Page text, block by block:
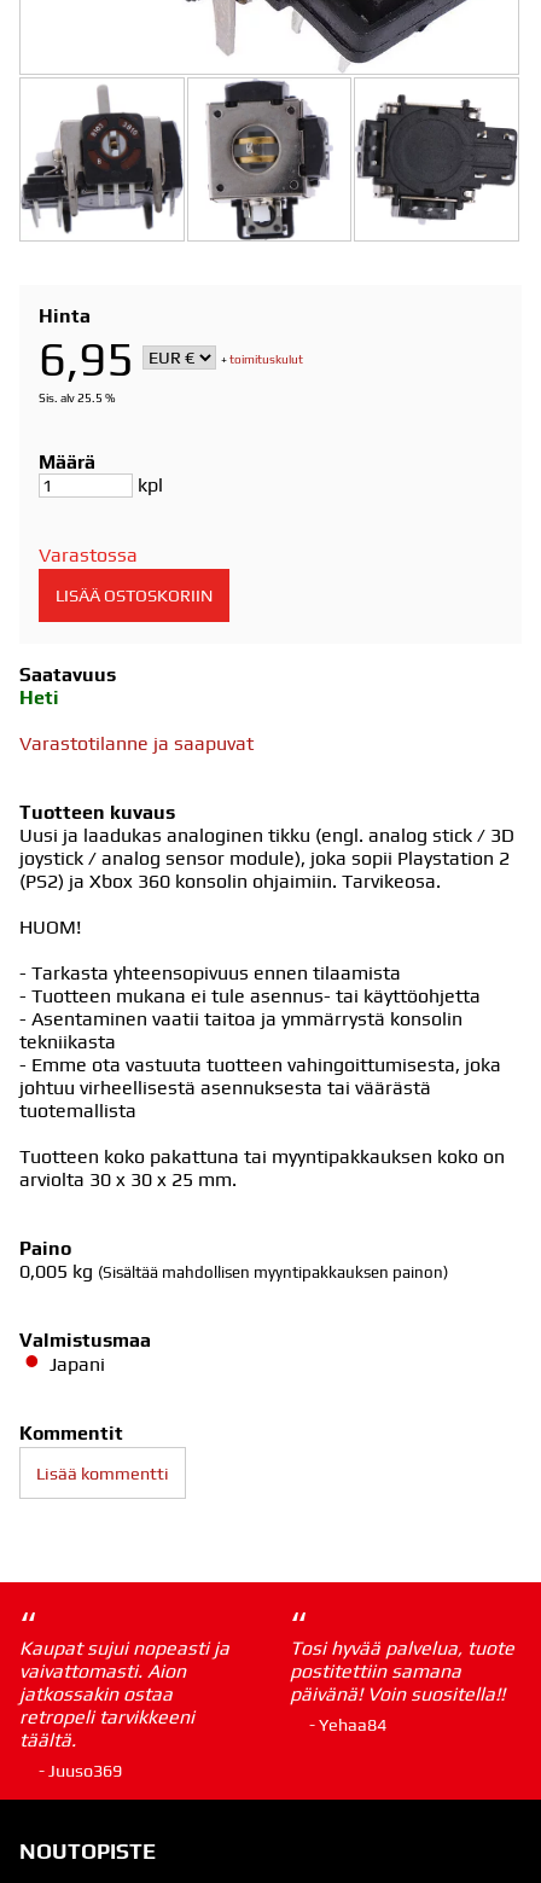
Hinta
6,95 +toimituskulut
Sis. alv 25.5 %
Määrä
kpl
Varastossa
Saatavuus
Heti
Varastotilanne ja saapuvat
Tuotteen kuvaus
Uusi ja laadukas analoginen tikku (engl. analog stick / 3D
joystick / analog sensor module), joka sopii Playstation 2
(PS2) ja Xbox 360 konsolin ohjaimiin. Tarvikeosa.
HUOM!
- Tarkasta yhteensopivuus ennen tilaamista
- Tuotteen mukana ei tule asennus- tai käyttöohjetta
- Asentaminen vaatii taitoa ja ymmärrystä konsolin
tekniikasta
- Emme ota vastuuta tuotteen vahingoittumisesta, joka
johtuu virheellisestä asennuksesta tai väärästä
tuotemallista
Tuotteen koko pakattuna tai myyntipakkauksen koko on
arviolta 30 x 30 x 25 mm.
Paino
0,005 kg (Sisältää mahdollisen myyntipakkauksen painon)
Valmistusmaa
Japani
Kommentit
Lisää kommentti
“
Kaupat sujui nopeasti ja
vaivattomasti. Aion
jatkossakin ostaa
retropeli tarvikkeeni
täältä.
- Juuso369
“
Tosi hyvää palvelua, tuote
postitettiin samana
päivänä! Voin suositella!!
- Yehaa84
NOUTOPISTE